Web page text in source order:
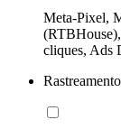
Meta-Pixel,
(RTBHouse),
cliques, Ads